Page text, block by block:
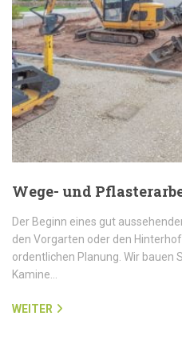
Wege- und
Der Beginn eines gut
den Vorgarten oder den
ordentlichen Planung. Wir bauen
Kamine…
WEITER